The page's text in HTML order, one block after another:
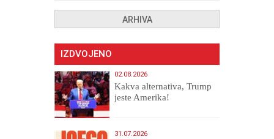
ARHIVA
IZDVOJENO
02.08.2026
Kakva alternativa, Trump
jeste Amerika!
31.07.2026